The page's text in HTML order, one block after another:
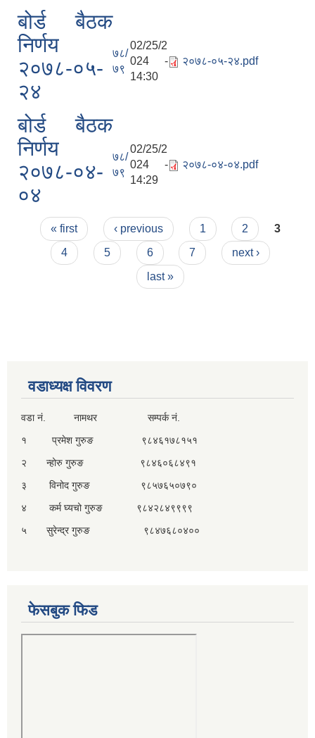
बोर्ड बैठक
निर्णय
२०७८-०५-
२४
७८/
७९
02/25/2
024 -
14:30
२०७८-०५-२४.pdf
बोर्ड बैठक
निर्णय
२०७८-०४-
०४
७८/
७९
02/25/2
024 -
14:29
२०७८-०४-०४.pdf
Pages
« first ‹ previous 1 2
3
4
5 6 7
next ›
last »
वडाध्यक्ष विवरण
वडा नं. नामथर सम्पर्क नं.
१ प्रमेश गुरुङ ९८४६१७८१५१
२ न्होरु गुरुङ ९८४६०६८४९१
३ विनोद गुरुङ ९८५७६५०७९०
४ कर्म घ्यचो गुरुङ ९८४२८४९९९९
५ सुरेन्द्र गुरुङ ९८४७६८०४००
फेसबुक फिड